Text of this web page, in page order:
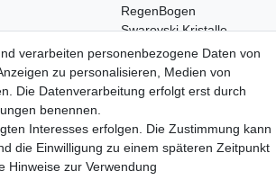
RegenBogen
Swarovski Kristalle
|Impressum |Datenschutzerklärung |
verarbeiten personenbezogene Daten von
zu personalisieren, Medien von
Die Datenverarbeitung erfolgt erst durch
benennen.
Interesses erfolgen. Die Zustimmung kann
die Einwilligung zu einem späteren Zeitpunkt
Hinweise zur Verwendung